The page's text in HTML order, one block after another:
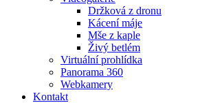
Držková z dronu
Kácení máje
Mše z kaple
Živý betlém
Virtuální prohlídka
Panorama 360
Webkamery
Kontakt